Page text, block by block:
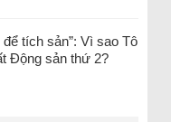
tích sản”: Vì sao Tô
Động sản thứ 2?